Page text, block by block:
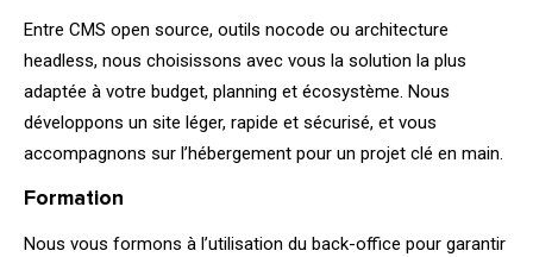
Entre CMS open source, outils nocode ou architecture
headless, nous choisissons avec vous la solution la plus
adaptée à votre budget, planning et écosystème. Nous
développons un site léger, rapide et sécurisé, et vous
accompagnons sur l’hébergement pour un projet clé en main.
Formation
Nous vous formons à l’utilisation du back-office pour garantir